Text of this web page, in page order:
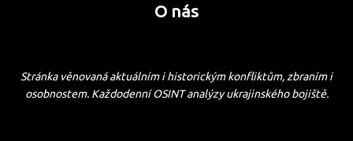
O nás
Stránka věnovaná aktuálním i historickým konfliktům, zbraním i
osobnostem. Každodenní OSINT analýzy ukrajinského bojiště.